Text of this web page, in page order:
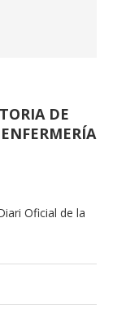
DE
Oficial de la